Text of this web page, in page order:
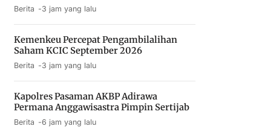
Berita 3 jam yang lalu
Kemenkeu Percepat Pengambilalihan
Saham KCIC September 2026
Berita 3 jam yang lalu
Kapolres Pasaman AKBP Adirawa
Permana Anggawisastra Pimpin Sertijab
Berita 6 jam yang lalu